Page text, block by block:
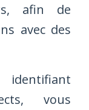
afin de
avec des
vous